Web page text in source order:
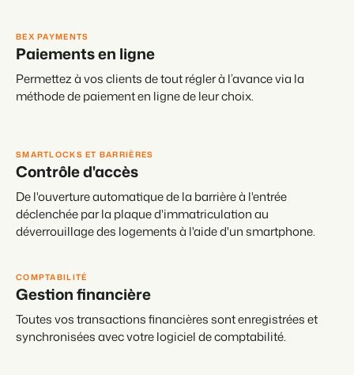
BEX PAYMENTS
Paiements en ligne
Permettez à vos clients de tout régler à l’avance via la
méthode de paiement en ligne de leur choix.
SMARTLOCKS ET BARRIÈRES
Contrôle d'accès
De l'ouverture automatique de la barrière à l'entrée
déclenchée par la plaque d'immatriculation au
déverrouillage des logements à l'aide d'un smartphone.
COMPTABILITÉ
Gestion financière
Toutes vos transactions financières sont enregistrées et
synchronisées avec votre logiciel de comptabilité.